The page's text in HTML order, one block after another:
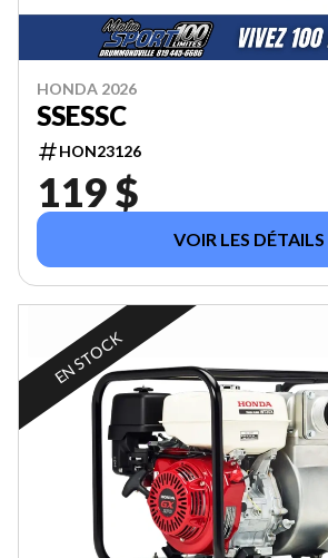
HONDA 2026
SSESSC
HON23126
119 $
VOIR LES DÉTAILS
EN STOCK